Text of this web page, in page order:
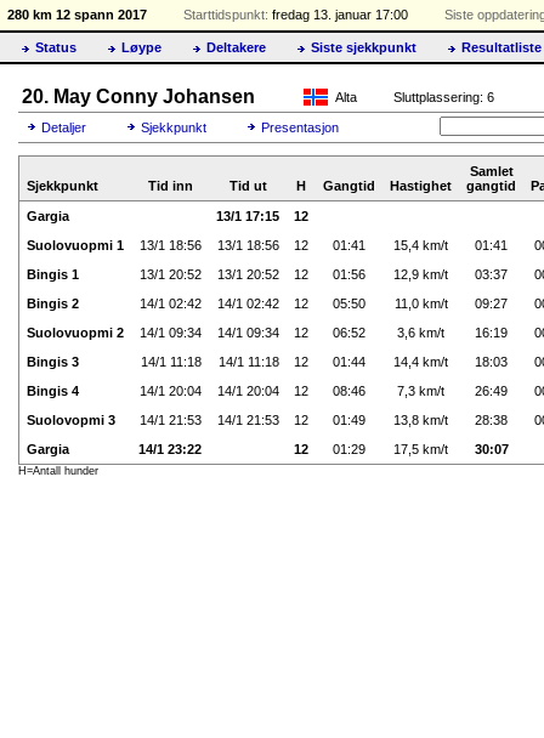
280 km 12 spann 2017 Starttidspunkt: fredag 13. januar 17:00 Siste
Status Løype Deltakere Siste sjekkpunkt Resultatliste
20. May Conny Johansen Alta Sluttplassering: 6
Detaljer Sjekkpunkt Presentasjon
Sjekkpunkt Tid inn Tid ut H Gangtid Hastighet
Samlet
gangtid
Gargia 13/1 17:15
12
Suolovuopmi 1
13/1 18:56 13/1 18:56 12 01:41 15,4 km/t 01:41
Bingis 1
13/1 20:52 13/1 20:52 12 01:56 12,9 km/t 03:37
Bingis 2
14/1 02:42 14/1 02:42 12 05:50 11,0 km/t 09:27
Suolovuopmi 2
14/1 09:34 14/1 09:34 12 06:52 3,6 km/t 16:19
Bingis 3
14/1 11:18 14/1 11:18 12 01:44 14,4 km/t 18:03
Bingis 4
14/1 20:04 14/1 20:04 12 08:46 7,3 km/t 26:49
Suolovopmi 3
14/1 21:53 14/1 21:53 12 01:49 13,8 km/t 28:38
Gargia
14/1 23:22 12 01:29 17,5 km/t 30:07
H=Antall hunder